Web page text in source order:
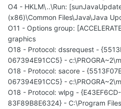
O4 - HKLM\..\Run:
(x86)\Common Files\Java\Java
O11 - Options group:
graphics
O18 - Protocol: dssrequest -
067394E91CC5} -
O18 - Protocol: sacore -
067394E91CC5} -
O18 - Protocol: wlpg -
83F89B8E6324} - C:\Program